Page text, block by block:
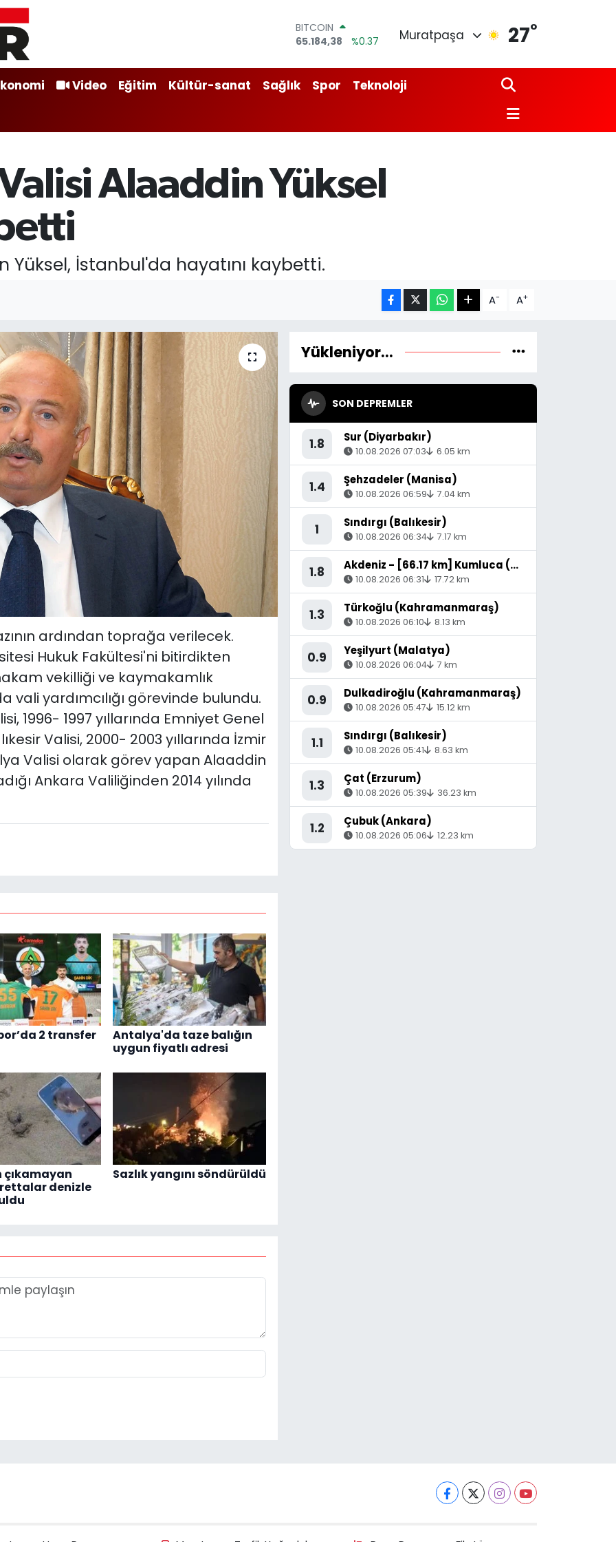
BITCOIN
65.184,38
%0.37
47,7239
%0.01
EURO
55,1823
BİST100
13.779
%-14
Muratpaşa 27°
Video Eğitim Kültür-sanat Sağlık Spor
Teknoloji
Alaaddin Yüksel
Yüksel, İstanbul'da hayatını kaybetti.
A- A+
ardından toprağa verilecek.
Hukuk Fakültesi'ni bitirdikten
vekilliği ve kaymakamlık
yardımcılığı görevinde bulundu.
1996- 1997 yıllarında Emniyet Genel
Valisi, 2000- 2003 yıllarında İzmir
Valisi olarak görev yapan Alaaddin
Ankara Valiliğinden 2014 yılında
2 transfer
Antalya'da taze balığın
uygun fiyatlı adresi
denizle
Sazlık yangını söndürüldü
Yükleniyor...
SON DEPREMLER
1.8 Sur (Diyarbakır)
10.08.2026 07:03 6.05 km
1.4 Şehzadeler (Manisa)
10.08.2026 06:59 7.04 km
1 Sındırgı (Balıkesir)
10.08.2026 06:34 7.17 km
1.8 Akdeniz - [66.17 km] Kumluca (Antalya)
10.08.2026 06:31 17.72 km
1.3 Türkoğlu (Kahramanmaraş)
10.08.2026 06:10 8.13 km
0.9 Yeşilyurt (Malatya)
10.08.2026 06:04 7 km
0.9 Dulkadiroğlu (Kahramanmaraş)
10.08.2026 05:47 15.12 km
1.1 Sındırgı (Balıkesir)
10.08.2026 05:41 8.63 km
1.3 Çat (Erzurum)
10.08.2026 05:39 36.23 km
1.2 Çubuk (Ankara)
10.08.2026 05:06 12.23 km